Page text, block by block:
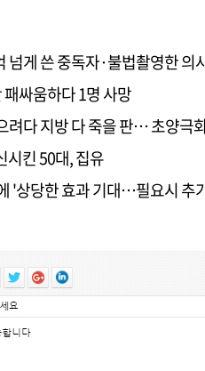
게 쓴 중독자·불법촬영한 의
싸움하다 1명 사망
려다 지방 다 죽을 판… 초양극
시킨 50대, 집유
'상당한 효과 기대…필요시 추